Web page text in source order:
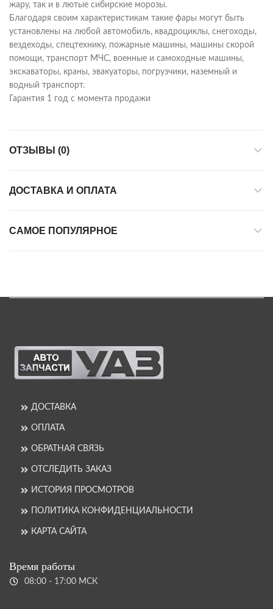
жару, так и в лютые сибирские морозы.
Благодаря своим характеристикам такие фары могут быть
установлены на любой автомобиль, квадроциклы, снегоходы,
вездеходы, спецтехнику, пожарные машины, машины скорой
помощи, транспорт МЧС, военные и самоходные машины,
экскаваторы, краны, эвакуаторы, погрузчики, наземный и
водный транспорт.
Гарантия 1 год с момента продажи
ОТЗЫВЫ (0)
ДОСТАВКА И ОПЛАТА
САМОЕ ПОПУЛЯРНОЕ
ДОСТАВКА
ОПЛАТА
ОБРАТНАЯ СВЯЗЬ
ОТСЛЕДИТЬ ЗАКАЗ
ИСТОРИЯ ПРОСМОТРОВ
ПОЛИТИКА КОНФИДЕНЦИАЛЬНОСТИ
КАРТА САЙТА
Время работы
08:00 - 17:00 МСК